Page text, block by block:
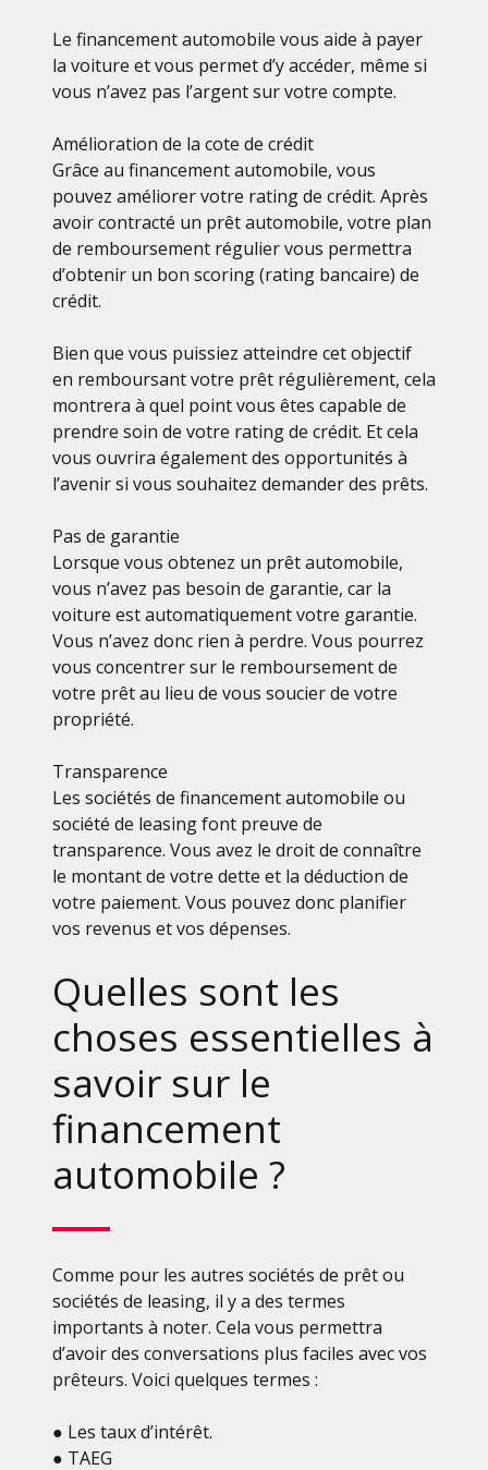
Le financement automobile vous aide à payer
la voiture et vous permet d’y accéder, même si
vous n’avez pas l’argent sur votre compte.
Amélioration de la cote de crédit
Grâce au financement automobile, vous
pouvez améliorer votre rating de crédit. Après
avoir contracté un prêt automobile, votre plan
de remboursement régulier vous permettra
d’obtenir un bon scoring (rating bancaire) de
crédit.
Bien que vous puissiez atteindre cet objectif
en remboursant votre prêt régulièrement, cela
montrera à quel point vous êtes capable de
prendre soin de votre rating de crédit. Et cela
vous ouvrira également des opportunités à
l’avenir si vous souhaitez demander des prêts.
Pas de garantie
Lorsque vous obtenez un prêt automobile,
vous n’avez pas besoin de garantie, car la
voiture est automatiquement votre garantie.
Vous n’avez donc rien à perdre. Vous pourrez
vous concentrer sur le remboursement de
votre prêt au lieu de vous soucier de votre
propriété.
Transparence
Les sociétés de financement automobile ou
société de leasing font preuve de
transparence. Vous avez le droit de connaître
le montant de votre dette et la déduction de
votre paiement. Vous pouvez donc planifier
vos revenus et vos dépenses.
Quelles sont les
choses essentielles à
savoir sur le
financement
automobile ?
Comme pour les autres sociétés de prêt ou
sociétés de leasing, il y a des termes
importants à noter. Cela vous permettra
d’avoir des conversations plus faciles avec vos
prêteurs. Voici quelques termes :
● Les taux d’intérêt.
● TAEG